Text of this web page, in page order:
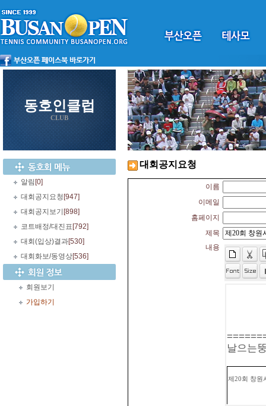
동호인클럽
CLUB
알림 [0]
대회공지요청 [947]
대회공지보기 [898]
코트배정/대진표 [792]
대회(입상)결과[530]
대회화보/동영상[536]
회원보기
가입하기
대회공지요청
이름
이메일
홈페이지
제목
내용